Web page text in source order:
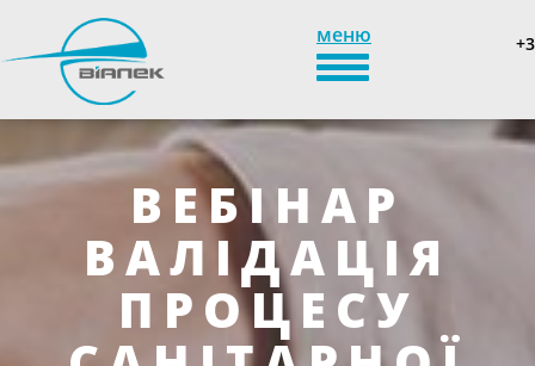
меню
TOGGLE_NAVIGATION
ВЕБІНАР
ВАЛІДАЦІЯ
ПРОЦЕСУ